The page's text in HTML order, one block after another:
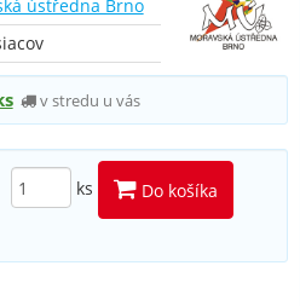
ústředna Brno
v stredu u vás
ks Do košíka